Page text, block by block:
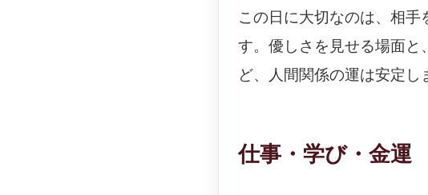
この日に大切なのは、相
す。優しさを見せる場面と
ど、人間関係の運は安定し
仕事・学び・金運